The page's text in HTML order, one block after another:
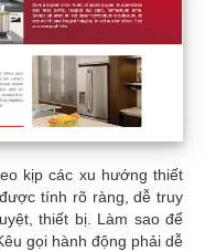
kịp các xu hướng thiết
tính rõ ràng, dễ truy
thiết bị. Làm sao để
gọi hành động phải dễ